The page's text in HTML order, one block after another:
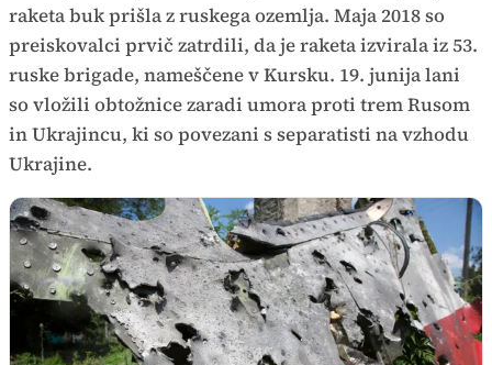
raketa buk prišla z ruskega ozemlja. Maja 2018 so
preiskovalci prvič zatrdili, da je raketa izvirala iz 53.
ruske brigade, nameščene v Kursku. 19. junija lani
so vložili obtožnice zaradi umora proti trem Rusom
in Ukrajincu, ki so povezani s separatisti na vzhodu
Ukrajine.